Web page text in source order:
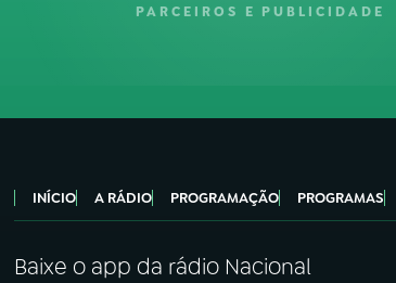
PARCEIROS E PUBLICIDADE
INÍCIO A RÁDIO PROGRAMAÇÃO PROGRAMAS
Baixe o app da rádio Nacional